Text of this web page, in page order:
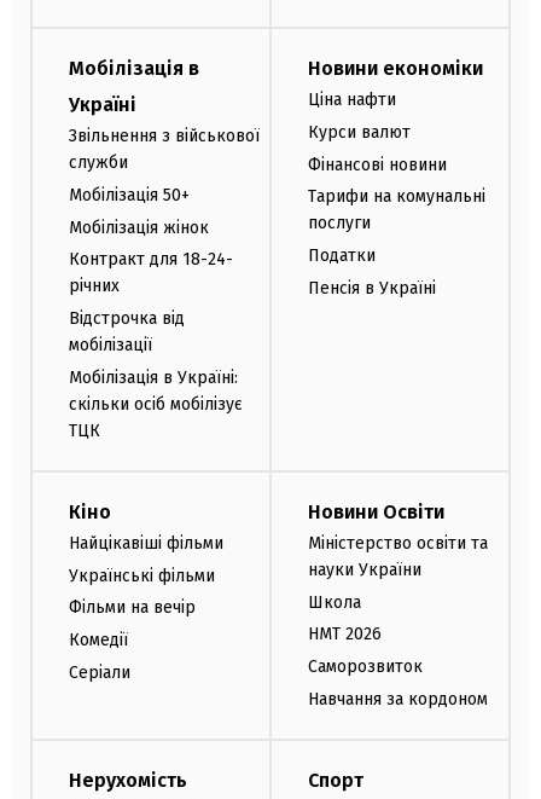
Мобілізація в
Україні
Звільнення з військової
служби
Мобілізація 50+
Мобілізація жінок
Контракт для 18-24-
річних
Відстрочка від
мобілізації
Мобілізація в Україні:
скільки осіб мобілізує
ТЦК
Новини економіки
Ціна нафти
Курси валют
Фінансові новини
Тарифи на комунальні
послуги
Податки
Пенсія в Україні
Кіно
Найцікавіші фільми
Українські фільми
Фільми на вечір
Комедії
Серіали
Новини Освіти
Міністерство освіти та
науки України
Школа
НМТ 2026
Саморозвиток
Навчання за кордоном
Нерухомість Спорт